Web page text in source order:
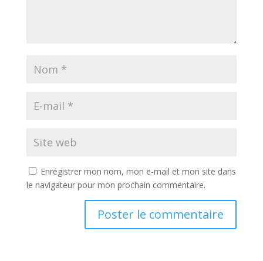
Enregistrer mon nom, mon e-mail et mon site dans
le navigateur pour mon prochain commentaire.